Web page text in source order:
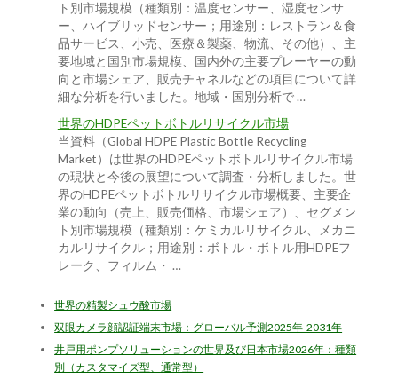
ト別市場規模（種類別：温度センサー、湿度センサ
ー、ハイブリッドセンサー；用途別：レストラン＆食
品サービス、小売、医療＆製薬、物流、その他）、主
要地域と国別市場規模、国内外の主要プレーヤーの動
向と市場シェア、販売チャネルなどの項目について詳
細な分析を行いました。地域・国別分析で …
世界のHDPEペットボトルリサイクル市場
当資料（Global HDPE Plastic Bottle Recycling
Market）は世界のHDPEペットボトルリサイクル市場
の現状と今後の展望について調査・分析しました。世
界のHDPEペットボトルリサイクル市場概要、主要企
業の動向（売上、販売価格、市場シェア）、セグメン
ト別市場規模（種類別：ケミカルリサイクル、メカニ
カルリサイクル；用途別：ボトル・ボトル用HDPEフ
レーク、フィルム・ …
世界の精製シュウ酸市場
双眼カメラ顔認証端末市場：グローバル予測2025年-2031年
井戸用ポンプソリューションの世界及び日本市場2026年：種類
別（カスタマイズ型、通常型）